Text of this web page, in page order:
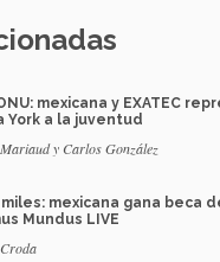
mexicana y EXATEC
York a la juventud
y Carlos González
mexicana gana beca
Mundus LIVE